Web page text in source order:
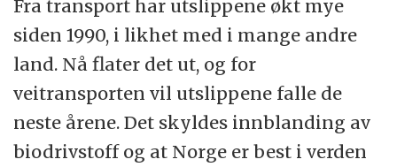
Fra transport har utslippene økt mye
siden 1990, i likhet med i mange andre
land. Nå flater det ut, og for
veitransporten vil utslippene falle de
neste årene. Det skyldes innblanding av
biodrivstoff og at Norge er best i verden